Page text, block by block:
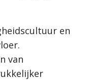
en
van